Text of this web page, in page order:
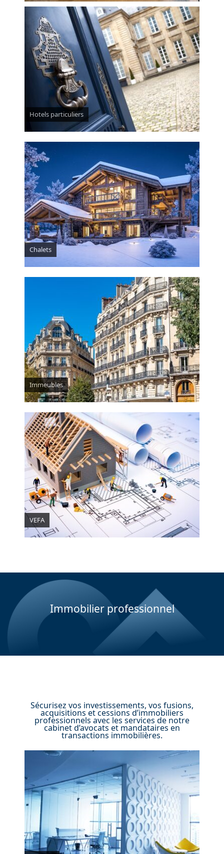
Hotels particuliers
Chalets
Immeubles
VEFA
Immobilier professionnel
Sécurisez vos investissements, vos fusions,
acquisitions et cessions d’immobiliers
professionnels avec les services de notre
cabinet d’avocats et mandataires en
transactions immobilières.